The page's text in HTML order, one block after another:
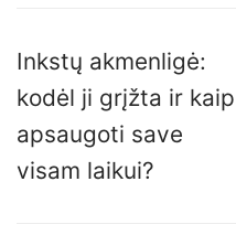
Inkstų akmenligė:
kodėl ji grįžta ir kaip
apsaugoti save
visam laikui?